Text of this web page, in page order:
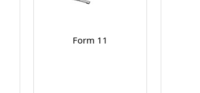
Form 11